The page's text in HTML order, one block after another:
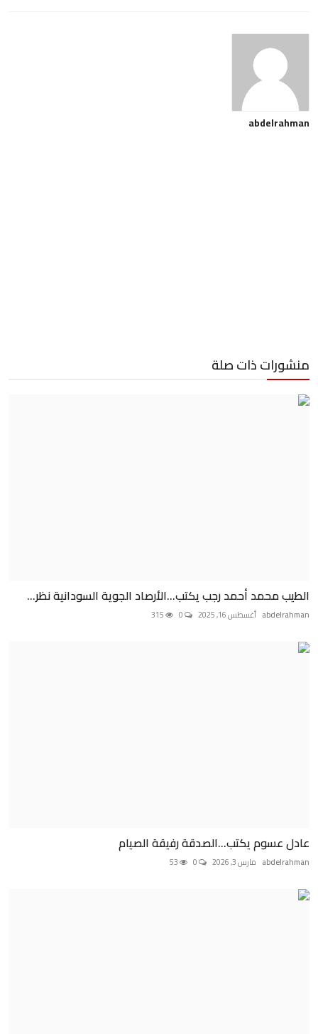
abdelrahman
منشورات ذات صلة
الطيب محمد أحمد رجب يكتب...الأرصاد الجوية السودانية نظر...
abdelrahman أغسطس 16, 2025
عادل عسوم يكتب...الصدقة رفيقة الصيام
abdelrahman مارس 3, 2026